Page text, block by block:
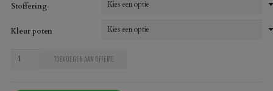
Stoffering
Kleur poten
Barkruk
aantal
TOEVOEGEN AAN OFFERTE